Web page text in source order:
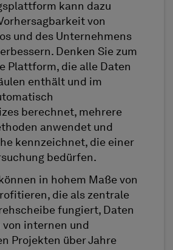
kann dazu
von
und des Unternehmens
Denken Sie zum
Plattform, die alle Daten
enthält und im
berechnet, mehrere
anwendet und
kennzeichnet, die einer
bedürfen.
in hohem Maße von
die als zentrale
fungiert, Daten
von internen und
Projekten über Jahre